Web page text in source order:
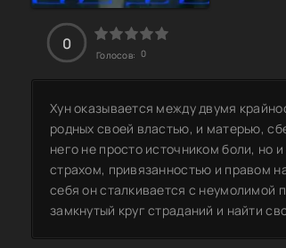
0
Голосов: 0
Хун оказывается между двумя
родных своей властью, и матерью,
него не просто источником боли, но
страхом, привязанностью и правом
себя он сталкивается с неумолимой
замкнутый круг страданий и найти